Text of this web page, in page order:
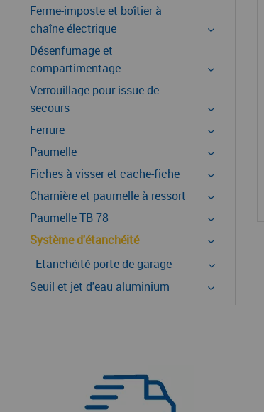
Ferme-imposte et boîtier à
chaîne électrique
Désenfumage et
compartimentage
Verrouillage pour issue de
secours
Ferrure
Paumelle
Fiches à visser et cache-fiche
Charnière et paumelle à ressort
Paumelle TB 78
Système d'étanchéité
Etanchéité porte de garage
Seuil et jet d'eau aluminium